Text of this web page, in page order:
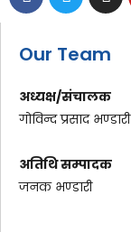
Our Team
अध्यक्ष/संचालक
गोविन्द प्रसाद भण्डारी
अतिथि सम्पादक
जनक भण्डारी